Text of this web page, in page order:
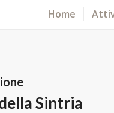
Home
Sintria